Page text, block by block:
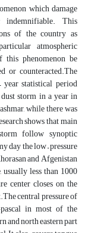
which damage
indemnifiable. This
of the country as
atmospheric
phenomenon be
or counteracted.The
statistical period
storm in a year in
while there was
shows that main
follow synoptic
day the low – pressure
and Afgenistan
less than 1000
center closes on the
central pressure of
in most of the
and north eastern part